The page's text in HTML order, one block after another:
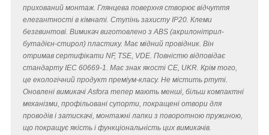
прихований монтаж. Глянцева поверхня створює відчуття
елегантності в кімнаті. Ступінь захисту IP20. Клеми
безгвинтові. Вимикач виготовлено з ABS (акрилонітрил-
бутадієн-стирол) пластику. Має мідний провідник. Він
отримав сертифікати NF, TSE, VDE. Повністю відповідає
стандарту IEC 60669-1. Має знак якості CE, UKR. Крім того,
це екологічний продукт преміум-класу. Не містить ртуті.
Оновлені вимикачі Asfora тепер мають менші, більш компактні
механізми, профільовані супорти, покращені отвори для
проводів і затискачі, монтажні лапки з поворотною пружиною,
що покращує якість і функціональність цих вимикачів.